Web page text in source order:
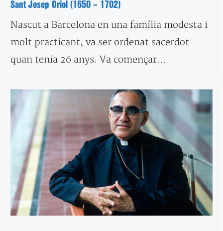
Sant Josep Oriol (1650 – 1702)
Nascut a Barcelona en una família modesta i
molt practicant, va ser ordenat sacerdot
quan tenia 26 anys. Va començar…